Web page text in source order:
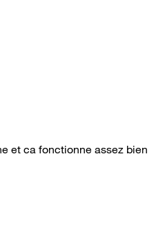
et ca fonctionne assez bien